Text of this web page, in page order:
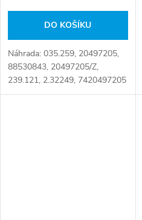
DO KOŠÍKU
Náhrada: 035.259, 20497205,
88530843, 20497205/Z,
239.121, 2.32249, 7420497205
Číslo karty: 105110